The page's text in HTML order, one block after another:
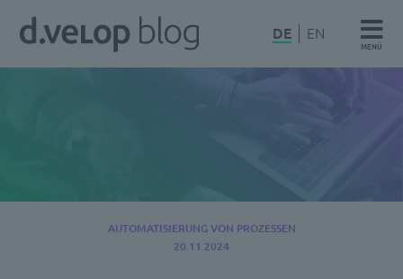
Zum
Inhalt
d.velop
DE EN
MENÜ
AUTOMATISIERUNG VON PROZESSEN
20.11.2024